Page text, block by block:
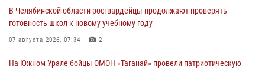
В Челябинской области росгвардейцы продолжают проверять
готовность школ к новому учебному году
07 августа 2026, 07:34 2
На Южном Урале бойцы ОМОН «Таганай» провели патриотическую